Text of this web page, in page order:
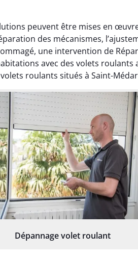
peuvent être mises en
des mécanismes,
une intervention de
avec des volets roulants
roulants situés à Saint-
Dépannage volet roulant